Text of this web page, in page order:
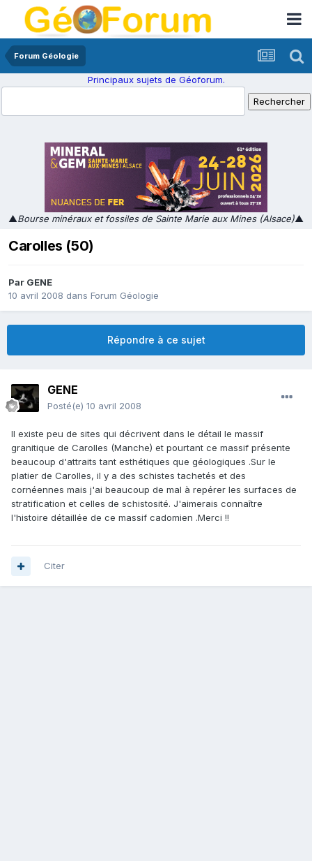
Forum Géologie
Principaux sujets de Géoforum.
▲Bourse minéraux et fossiles de Sainte Marie aux Mines (Alsace)▲
Carolles (50)
Par GENE
10 avril 2008 dans Forum Géologie
Répondre à ce sujet
GENE
Posté(e) 10 avril 2008
Il existe peu de sites qui décrivent dans le détail le massif
granitique de Carolles (Manche) et pourtant ce massif présente
beaucoup d'attraits tant esthétiques que géologiques .Sur le
platier de Carolles, il y a des schistes tachetés et des
cornéennes mais j'ai beaucoup de mal à repérer les surfaces de
stratification et celles de schistosité. J'aimerais connaître
l'histoire détaillée de ce massif cadomien .Merci !!
Citer